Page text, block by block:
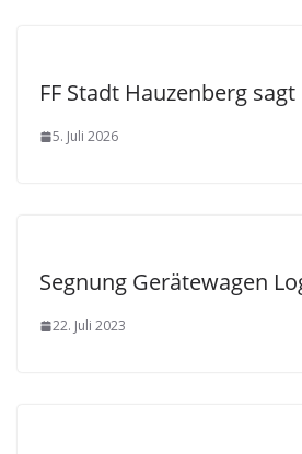
FF Stadt Hauzenberg
5. Juli 2026
Segnung Gerätewagen
22. Juli 2023